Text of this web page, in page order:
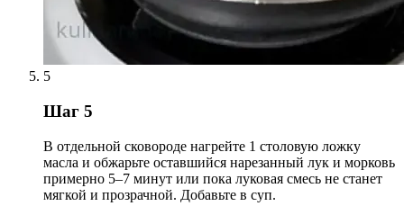
5
Шаг 5
В отдельной сковороде нагрейте 1 столовую ложку
масла и обжарьте оставшийся нарезанный лук и морковь
примерно 5–7 минут или пока луковая смесь не станет
мягкой и прозрачной. Добавьте в суп.